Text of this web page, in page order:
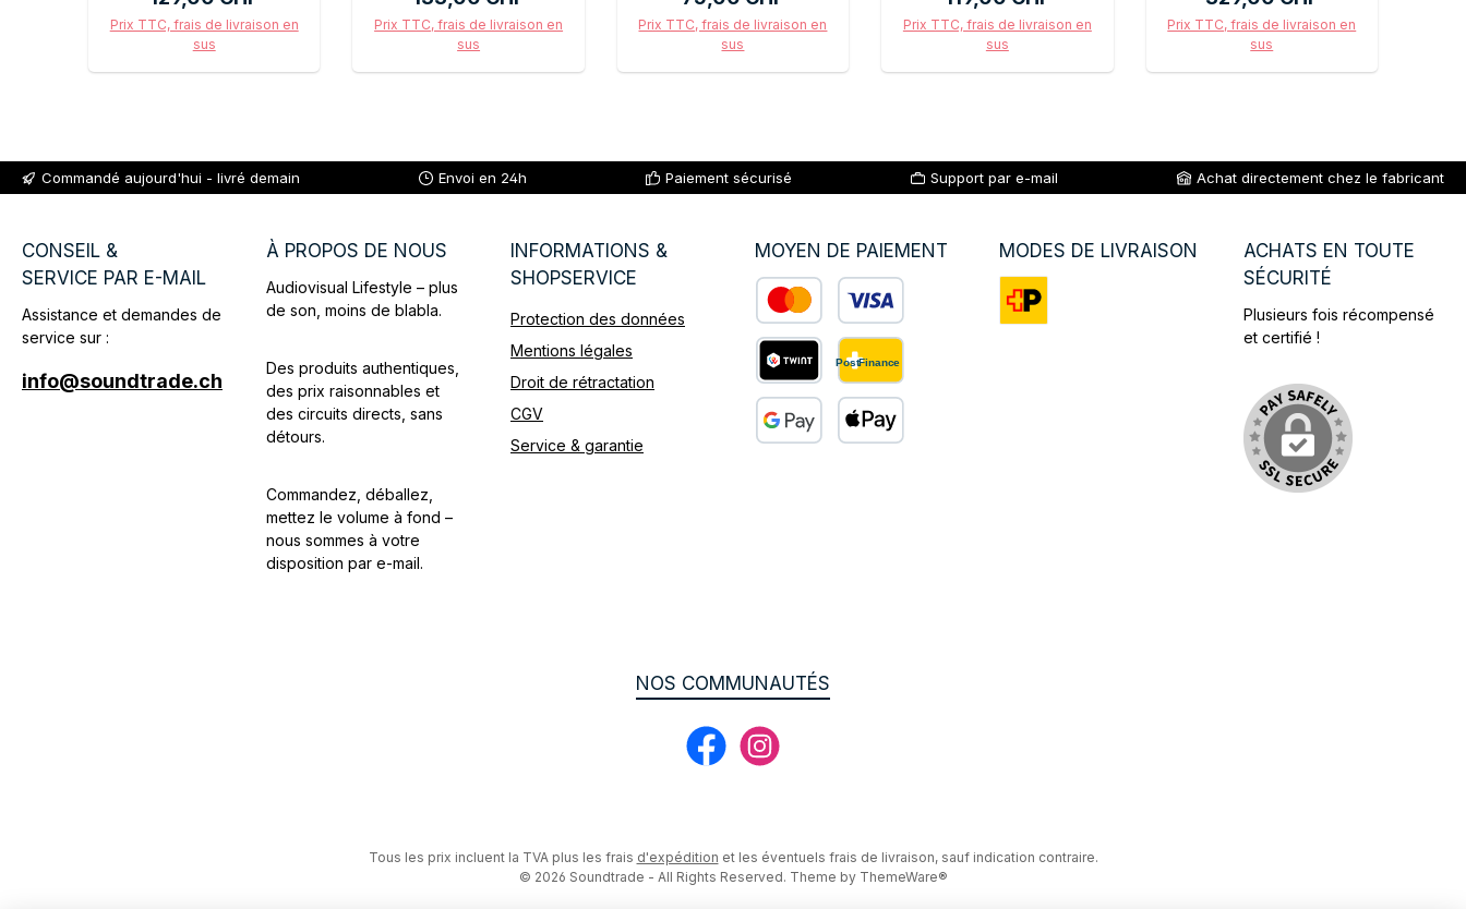
Prix TTC, frais de livraison en
sus
Prix TTC, frais de livraison en
sus
Prix TTC, frais de livraison en
sus
Prix TTC, frais de livraison en
sus
Prix TTC, frais de livraison en
sus
Commandé aujourd'hui - livré demain Envoi en 24h Paiement sécurisé Support par e-mail Achat directement chez le fabricant
CONSEIL &
SERVICE PAR E-MAIL
Assistance et demandes de
service sur :
info@soundtrade.ch
À PROPOS DE NOUS
Audiovisual Lifestyle – plus
de son, moins de blabla.
Des produits authentiques,
des prix raisonnables et
des circuits directs, sans
détours.
Commandez, déballez,
mettez le volume à fond –
nous sommes à votre
disposition par e-mail.
INFORMATIONS &
SHOPSERVICE
Protection des données
Mentions légales
Droit de rétractation
CGV
Service & garantie
MOYEN DE PAIEMENT
Custom image 1
Custom image 2
MODES DE LIVRAISON
ACHATS EN TOUTE
SÉCURITÉ
Plusieurs fois récompensé
et certifié !
NOS COMMUNAUTÉS
FacebookInstagram
Tous les prix incluent la TVA plus les frais d'expédition et les éventuels frais de livraison, sauf indication contraire.
© 2026 Soundtrade - All Rights Reserved. Theme by ThemeWare®